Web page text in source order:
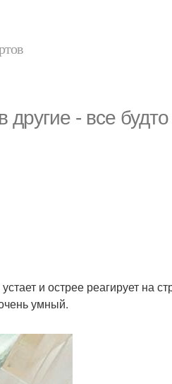
другие - все будто
и острее реагирует на
умный.